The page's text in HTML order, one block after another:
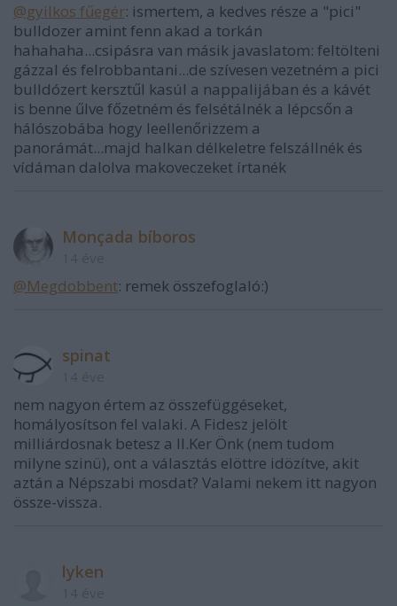
@gyilkos fűegér: ismertem, a kedves része a "pici"
bulldozer amint fenn akad a torkán
hahahaha...csipásra van másik javaslatom: feltölteni
gázzal és felrobbantani...de szívesen vezetném a pici
bulldózert kersztűl kasúl a nappalijában és a kávét
is benne űlve főzetném és felsétálnék a lépcsőn a
hálószobába hogy leellenőrizzem a
panorámát...majd halkan délkeletre felszállnék és
vídáman dalolva makoveczeket írtanék
Monçada bíboros
@Megdobbent: remek összefoglaló:)
spinat
nem nagyon értem az összefüggéseket,
homályosítson fel valaki. A Fidesz jelölt
milliárdosnak betesz a II.Ker Önk (nem tudom
milyne szinü), ont a választás elöttre idözítve, akit
aztán a Népszabi mosdat? Valami nekem itt nagyon
össze-vissza.
lyken